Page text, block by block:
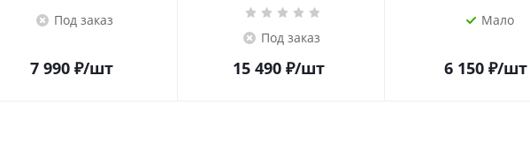
Под заказ
7 990₽/шт
Под заказ
15 490₽/шт
Мало
6 150₽/шт